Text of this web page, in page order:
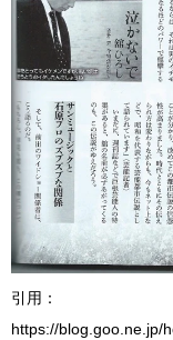
引用：
https://blog.goo.ne.jp/